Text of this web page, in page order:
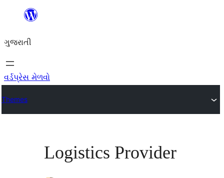
કંટેન્ટ(લખાણ)
જાઓ
ગુજરાતી
વર્ડપ્રેસ મેળવો
Themes
Logistics Provider